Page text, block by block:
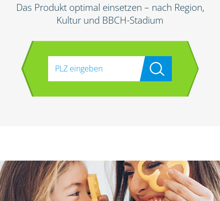
Das Produkt optimal einsetzen – nach Region,
Kultur und BBCH-Stadium